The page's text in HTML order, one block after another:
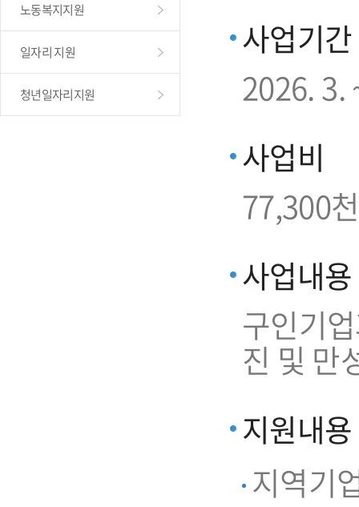
노동복지지원
일자리 지원
청년일자리지원
사업기간
2026. 3.
사업비
77,300
사업내용
구인기
진 및 만
지원내용
지역기